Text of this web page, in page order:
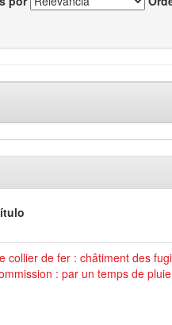
collier de fer : châtiment des
: par un temps de